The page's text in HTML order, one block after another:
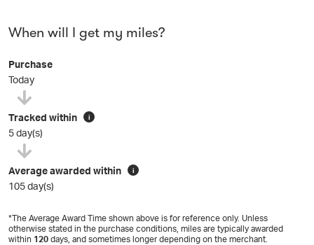
When will I get my miles?
Purchase
Today
Tracked within i
5 day(s)
Average awarded within i
105 day(s)
*The Average Award Time shown above is for reference only. Unless
otherwise stated in the purchase conditions, miles are typically awarded
within 120 days, and sometimes longer depending on the merchant.